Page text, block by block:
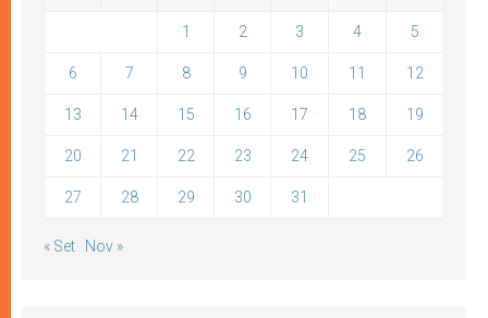
1 2 3 4 5
6 7 8 9 10 11 12
13 14 15 16 17 18 19
20 21 22 23 24 25 26
27 28 29 30 31
« Set Nov »